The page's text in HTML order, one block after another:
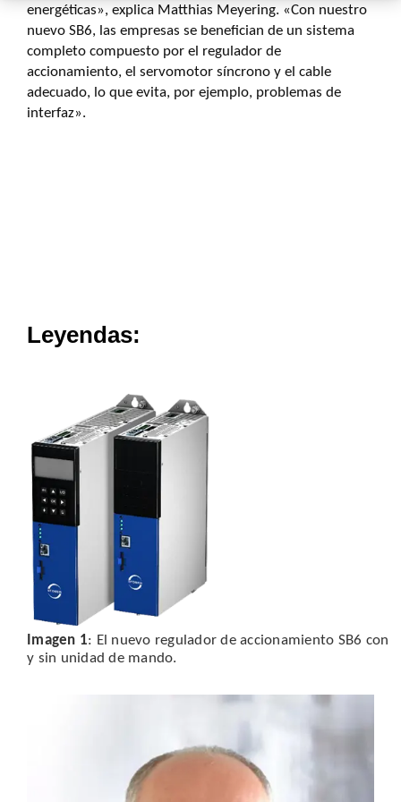
energéticas», explica Matthias Meyering. «Con nuestro
nuevo SB6, las empresas se benefician de un sistema
completo compuesto por el regulador de
accionamiento, el servomotor síncrono y el cable
adecuado, lo que evita, por ejemplo, problemas de
interfaz».
Leyendas:
Imagen 1: El nuevo regulador de accionamiento SB6 con
y sin unidad de mando.